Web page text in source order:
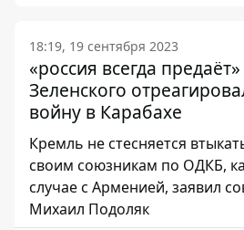
18:19, 19 сентября 2023
«россия всегда
Зеленского
войну в Карабахе
Кремль не стесняется
своим союзникам по ОДКБ,
случае с Арменией, заявил
Михаил Подоляк